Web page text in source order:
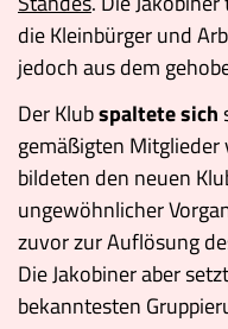
die Kleinbürger und
jedoch aus dem
Der Klubspaltete sich
gemäßigten Mitglieder
bildeten den neuen
ungewöhnlicher
zuvor zur Auflösung
Die Jakobiner aber
bekanntesten